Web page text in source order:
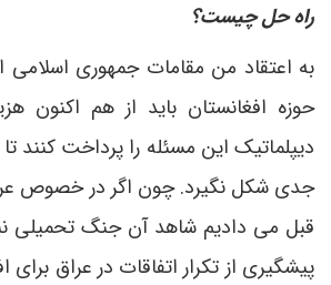
راه حل چیست؟
به اعتقاد من مقامات جمهوری
حوزه افغانستان باید از هم اکنون
دیپلماتیک این مسئله را پرداخت کنند
جدی شکل نگیرد. چون اگر در خصوص
قبل می دادیم شاهد آن جنگ تحمیلی
پیشگیری از تکرار اتفاقات در عراق برای